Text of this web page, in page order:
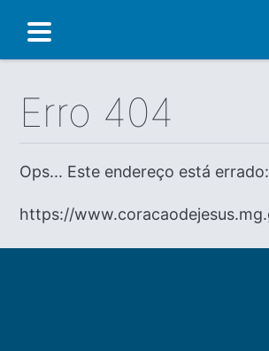
Erro 404
Ops... Este endereço está errado:
https://